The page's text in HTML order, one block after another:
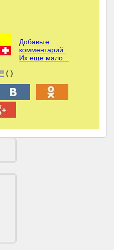
Добавьте
комментарий.
Их еще мало...
( )